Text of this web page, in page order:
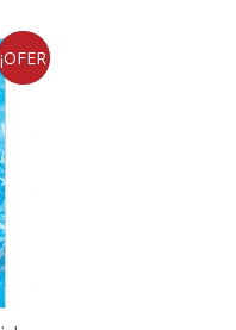
¡OFER